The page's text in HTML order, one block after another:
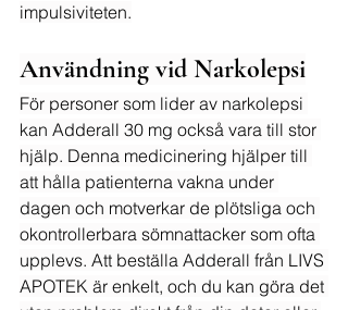
impulsiviteten.
Användning vid Narkolepsi
För personer som lider av narkolepsi
kan Adderall 30 mg också vara till stor
hjälp. Denna medicinering hjälper till
att hålla patienterna vakna under
dagen och motverkar de plötsliga och
okontrollerbara sömnattacker som ofta
upplevs. Att beställa Adderall från LIVS
APOTEK är enkelt, och du kan göra det